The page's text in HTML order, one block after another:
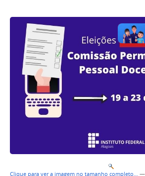
Clique para ver a imagem no tamanho completo… —